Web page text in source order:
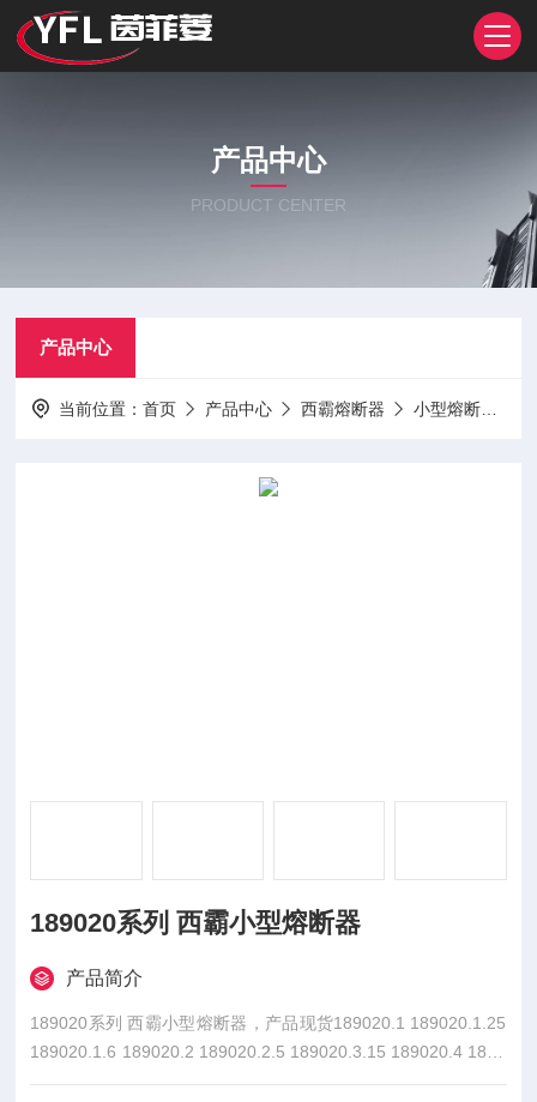
产品中心
PRODUCT CENTER
产品中心
当前位置：首页 产品中心 西霸熔断器 小型熔断器
189020系列 西霸小型熔断器
产品简介
189020系列 西霸小型熔断器，产品现货189020.1 189020.1.25
189020.1.6 189020.2 189020.2.5 189020.3.15 189020.4 1890
20.5